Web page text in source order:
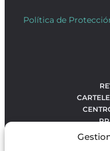
Política de